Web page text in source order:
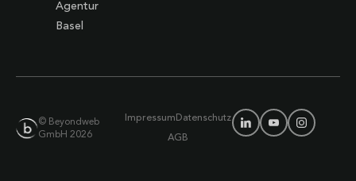
Agentur
Basel
© Beyondweb
GmbH 2026
Impressum Datenschutz
AGB